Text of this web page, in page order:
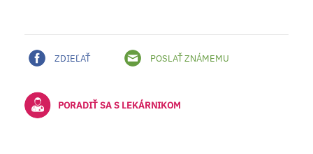
ZDIEĽAŤ POSLAŤ ZNÁMEMU
PORADIŤ SA S LEKÁRNIKOM